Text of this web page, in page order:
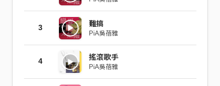
3 難搞
PiA吳蓓雅
4 搖滾歌手
PiA吳蓓雅